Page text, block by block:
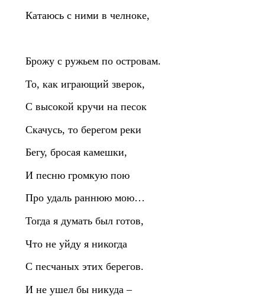
Катаюсь с ними в челноке,
Брожу с ружьем по островам.
То, как играющий зверок,
С высокой кручи на песок
Скачусь, то берегом реки
Бегу, бросая камешки,
И песню громкую пою
Про удаль раннюю мою…
Тогда я думать был готов,
Что не уйду я никогда
С песчаных этих берегов.
И не ушел бы никуда –